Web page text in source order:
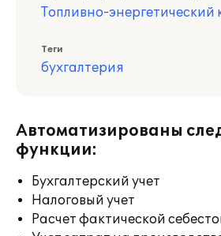
Топливно-энергетический
Теги
бухгалтерия
Автоматизированы
функции:
Бухгалтерский учет
Налоговый учет
Расчет фактической